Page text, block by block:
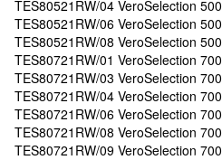
TES80521RW/04 VeroSelection 500
TES80521RW/06 VeroSelection 500
TES80521RW/08 VeroSelection 500
TES80721RW/01 VeroSelection 700
TES80721RW/03 VeroSelection 700
TES80721RW/04 VeroSelection 700
TES80721RW/06 VeroSelection 700
TES80721RW/08 VeroSelection 700
TES80721RW/09 VeroSelection 700